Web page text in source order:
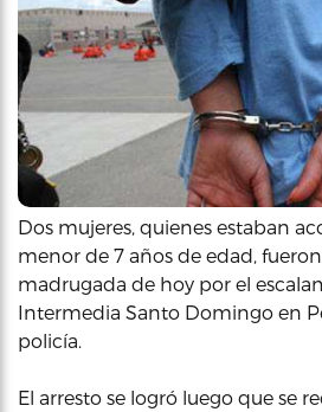
Dos mujeres, quienes estaban
menor de 7 años de edad,
madrugada de hoy por el
Intermedia Santo Domingo en
policía.
El arresto se logró luego que se